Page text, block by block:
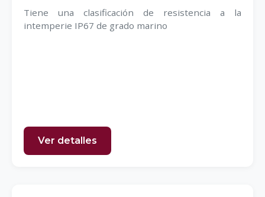
Tiene una clasificación de resistencia a la
intemperie IP67 de grado marino
Ver detalles